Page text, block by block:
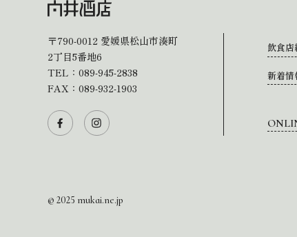
〒790-0012 愛媛県松山市湊町
2丁目5番地6
TEL： 089-945-2838
FAX：089-932-1903
飲食
新着情
© 2025 mukai.ne.jp